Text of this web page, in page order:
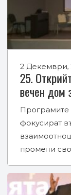
2 Декември,
25.
вечен дом
Програмите
фокусират
промени